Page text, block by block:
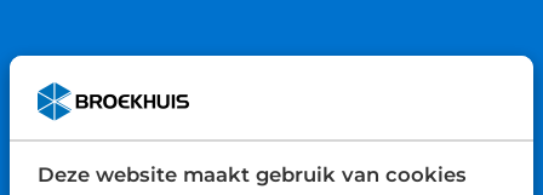
Deze website maakt gebruik van cookies
9.1
Bekijk hier de reviews